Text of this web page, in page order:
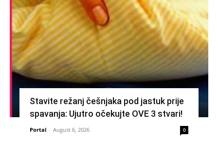
Stavite režanj češnjaka pod jastuk prije
spavanja: Ujutro očekujte OVE 3 stvari!
Portal - August 6, 2026 0